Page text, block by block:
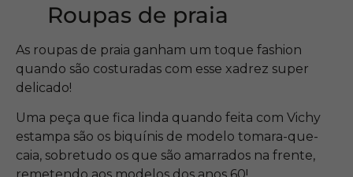
Roupas de praia
As roupas de praia ganham um toque fashion
quando são costuradas com esse xadrez super
delicado!
Uma peça que fica linda quando feita com Vichy
estampa são os biquínis de modelo tomara-que-
caia, sobretudo os que são amarrados na frente,